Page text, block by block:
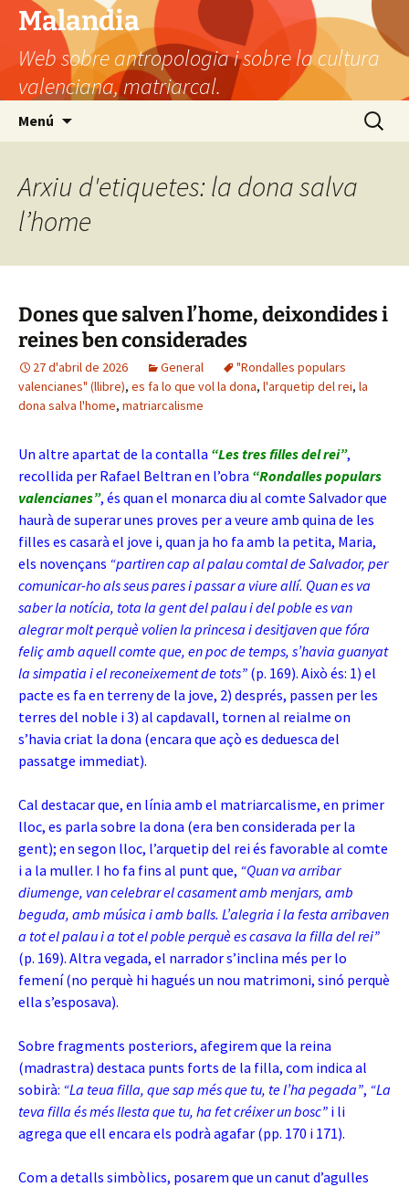
Vés
contingut
Malandia
Web sobre antropologia i sobre la cultura
valenciana, matriarcal.
Menú Cerca:
Arxiu d'etiquetes: la dona salva
l’home
Dones que salven l’home, deixondides i
reines ben considerades
27 d'abril de 2026 General
"Rondalles populars
valencianes" (llibre), es fa lo que vol la dona, l'arquetip del rei, la
dona salva l'home, matriarcalisme
Un altre apartat de la contalla “Les tres filles del rei”,
recollida per Rafael Beltran en l’obra “Rondalles populars
valencianes”, és quan el monarca diu al comte Salvador que
haurà de superar unes proves per a veure amb quina de les
filles es casarà el jove i, quan ja ho fa amb la petita, Maria,
els novençans “partiren cap al palau comtal de Salvador, per
comunicar-ho als seus pares i passar a viure allí. Quan es va
saber la notícia, tota la gent del palau i del poble es van
alegrar molt perquè volien la princesa i desitjaven que fóra
feliç amb aquell comte que, en poc de temps, s’havia guanyat
la simpatia i el reconeixement de tots” (p. 169). Això és: 1) el
pacte es fa en terreny de la jove, 2) després, passen per les
terres del noble i 3) al capdavall, tornen al reialme on
s’havia criat la dona (encara que açò es deduesca del
passatge immediat).
Cal destacar que, en línia amb el matriarcalisme, en primer
lloc, es parla sobre la dona (era ben considerada per la
gent); en segon lloc, l’arquetip del rei és favorable al comte
i a la muller. I ho fa fins al punt que, “Quan va arribar
diumenge, van celebrar el casament amb menjars, amb
beguda, amb música i amb balls. L’alegria i la festa arribaven
a tot el palau i a tot el poble perquè es casava la filla del rei”
(p. 169). Altra vegada, el narrador s’inclina més per lo
femení (no perquè hi hagués un nou matrimoni, sinó perquè
ella s’esposava).
Sobre fragments posteriors, afegirem que la reina
(madrastra) destaca punts forts de la filla, com indica al
sobirà: “La teua filla, que sap més que tu, te l’ha pegada”, “La
teva filla és més llesta que tu, ha fet créixer un bosc” i li
agrega que ell encara els podrà agafar (pp. 170 i 171).
Com a detalls simbòlics, posarem que un canut d’agulles